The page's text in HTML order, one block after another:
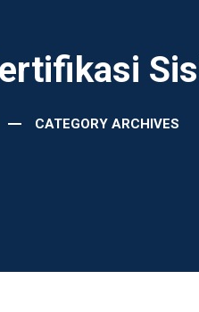
CATEGORY ARCHIVES